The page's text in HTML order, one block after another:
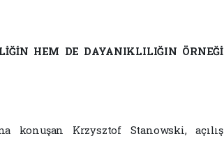
HEM DE DAYANIKLILIĞIN ÖRNEĞİ
konuşan Krzysztof Stanowski, açılış